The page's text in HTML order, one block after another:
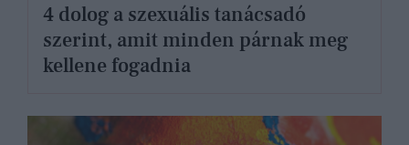
4 dolog a szexuális tanácsadó
szerint, amit minden párnak meg
kellene fogadnia